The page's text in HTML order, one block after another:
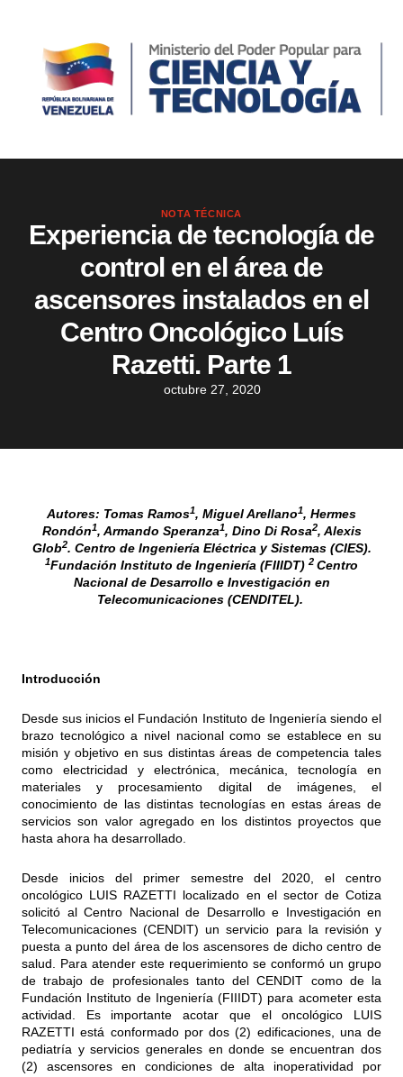
NOTA TÉCNICA
Experiencia de tecnología de
control en el área de
ascensores instalados en el
Centro Oncológico Luís
Razetti. Parte 1
octubre 27, 2020
Autores: Tomas Ramos1, Miguel Arellano1, Hermes
Rondón1, Armando Speranza1, Dino Di Rosa2, Alexis
Glob2. Centro de Ingeniería Eléctrica y Sistemas (CIES).
1Fundación Instituto de Ingeniería (FIIIDT) 2 Centro
Nacional de Desarrollo e Investigación en
Telecomunicaciones (CENDITEL).
Introducción
Desde sus inicios el Fundación Instituto de Ingeniería siendo el
brazo tecnológico a nivel nacional como se establece en su
misión y objetivo en sus distintas áreas de competencia tales
como electricidad y electrónica, mecánica, tecnología en
materiales y procesamiento digital de imágenes, el
conocimiento de las distintas tecnologías en estas áreas de
servicios son valor agregado en los distintos proyectos que
hasta ahora ha desarrollado.
Desde inicios del primer semestre del 2020, el centro
oncológico LUIS RAZETTI localizado en el sector de Cotiza
solicitó al Centro Nacional de Desarrollo e Investigación en
Telecomunicaciones (CENDIT) un servicio para la revisión y
puesta a punto del área de los ascensores de dicho centro de
salud. Para atender este requerimiento se conformó un grupo
de trabajo de profesionales tanto del CENDIT como de la
Fundación Instituto de Ingeniería (FIIIDT) para acometer esta
actividad. Es importante acotar que el oncológico LUIS
RAZETTI está conformado por dos (2) edificaciones, una de
pediatría y servicios generales en donde se encuentran dos
(2) ascensores en condiciones de alta inoperatividad por